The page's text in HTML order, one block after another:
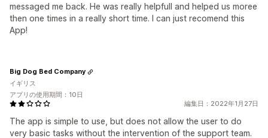
messaged me back. He was really helpfull and helped us moree
then one times in a really short time. I can just recomend this
App!
編集日：2022年1月27日
The app is simple to use, but does not allow the user to do
very basic tasks without the intervention of the support team.
Big Dog Bed Company
イギリス
アプリの使用期間：10日